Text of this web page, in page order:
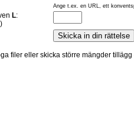
Ange t.ex. en URL, ett
L:
filer eller skicka större mängder